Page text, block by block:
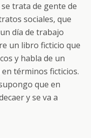
trata de gente de
sociales, que
día de trabajo
un libro ficticio que
y habla de un
términos ficticios.
que en
y se va a